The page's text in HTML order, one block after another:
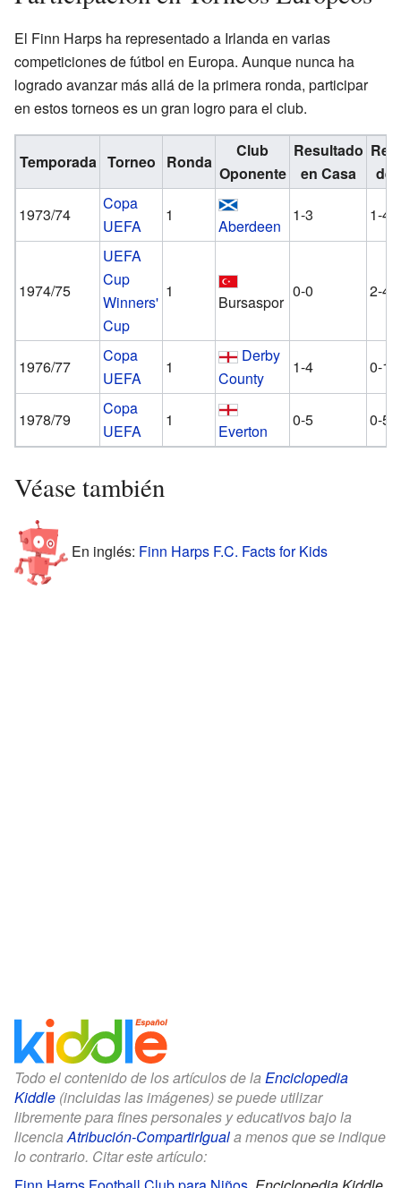
El Finn Harps ha representado a Irlanda en varias
competiciones de fútbol en Europa. Aunque nunca ha
logrado avanzar más allá de la primera ronda, participar
en estos torneos es un gran logro para el club.
Temporada Torneo Ronda
Club
Oponente
Resultado
en Casa
de
1973/74
Copa
UEFA
1
Aberdeen
1-3 1-4
1974/75
UEFA
Cup
Winners'
Cup
1
Bursaspor
0-0 2-4
1976/77
Copa
UEFA
1
Derby
County
1-4 0-12
1978/79
Copa
UEFA
1
Everton
0-5 0-5
Véase también
En inglés: Finn Harps F.C. Facts for Kids
Todo el contenido de los artículos de la Enciclopedia
Kiddle (incluidas las imágenes) se puede utilizar
libremente para fines personales y educativos bajo la
licenciaAtribución-CompartirIguala menos que se indique
lo contrario. Citar este artículo: